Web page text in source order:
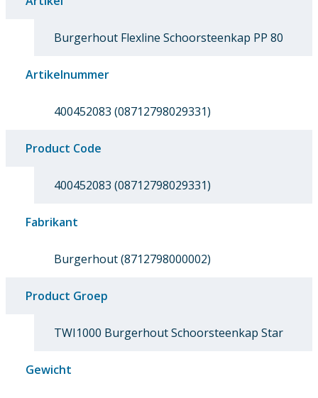
Burgerhout Flexline Schoorsteenkap PP 80
Artikelnummer
400452083 (08712798029331)
Product Code
400452083 (08712798029331)
Fabrikant
Burgerhout (8712798000002)
Product Groep
TWI1000 Burgerhout Schoorsteenkap Star
Gewicht